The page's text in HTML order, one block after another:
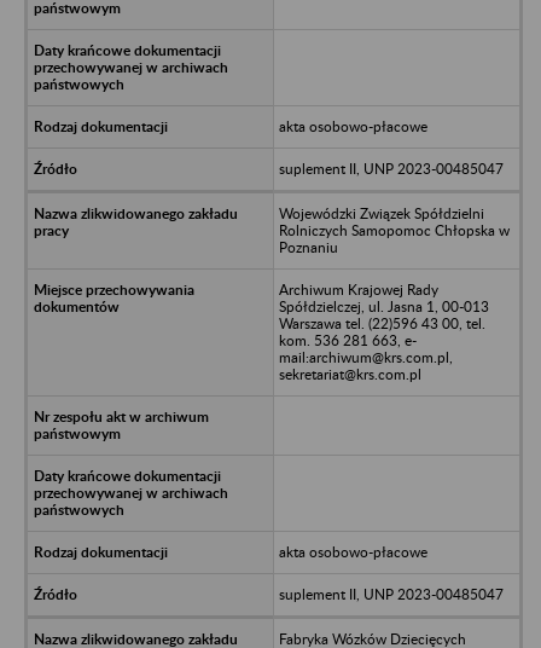
akta osobowo-płacowe
suplement II, UNP 2023-00485047
Wojewódzki Związek Spółdzielni
Rolniczych Samopomoc Chłopska w
Poznaniu
Archiwum Krajowej Rady
Spółdzielczej, ul. Jasna 1, 00-013
Warszawa tel. (22)596 43 00, tel.
kom. 536 281 663, e-
mail:archiwum@krs.com.pl,
sekretariat@krs.com.pl
akta osobowo-płacowe
suplement II, UNP 2023-00485047
Fabryka Wózków Dziecięcych